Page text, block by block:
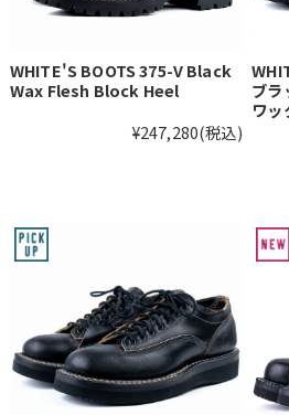
WHITE'S BOOTS 375-V Black
Wax Flesh Block Heel
¥247,280(税込)
ブラ
ワ